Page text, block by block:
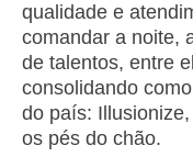
qualidade e
comandar a noite,
de talentos, entre
consolidando
do país:
os pés do chão.